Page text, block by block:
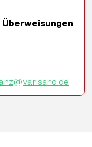
Überweisungen
@varisano.de